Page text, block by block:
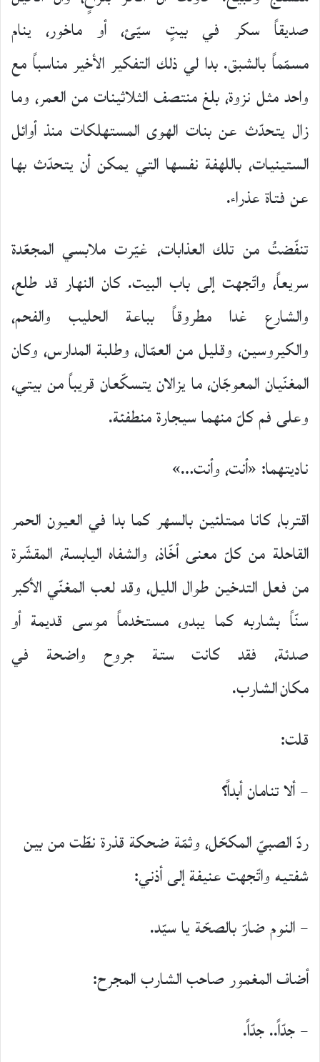
صديقاً سكر في بيتٍ سيّئ، أو ماخور، ينام
مسمّماً بالشبق. بدا لي ذلك التفكير الأخير مناسباً مع
واحد مثل نزوة، بلغ منتصف الثلاثينات من العمر، وما
زال يتحدّث عن بنات الهوى المستهلكات منذ أوائل
الستينيات، باللهفة نفسها التي يمكن أن يتحدّث بها
عن فتاة عذراء.
تنفّضتُ من تلك العذابات، غيّرت ملابسي المجعّدة
سريعاً، واتّجهت إلى باب البيت. كان النهار قد طلع،
والشارع غدا مطروقاً بباعة الحليب والفحم،
والكيروسين، وقليل من العمّال، وطلبة المدارس، وكان
المغنّيان المعوجّان، ما يزالان يتسكّعان قريباً من بيتي،
وعلى فم كلّ منهما سيجارة منطفئة.
ناديتهما: «أنت، وأنت…»
اقتربا، كانا ممتلئين بالسهر كما بدا في العيون الحمر
القاحلة من كلّ معنى أخّاذ، والشفاه اليابسة، المقشّرة
من فعل التدخين طوال الليل، وقد لعب المغنّي الأكبر
سنّاً بشاربه كما يبدو، مستخدماً موسى قديمة أو
صدئة، فقد كانت ستة جروح واضحة في
مكان الشارب.
قلت:
– ألا تنامان أبداً؟
ردّ الصبيّ المكحّل، وثمّة ضحكة قذرة نطّت من بين
شفتيه واتّجهت عنيفة إلى أذني:
– النوم ضارّ بالصحّة يا سيّد.
أضاف المغمور صاحب الشارب المجرح:
– جدّاً.. جدّاً.